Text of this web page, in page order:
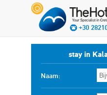
+30
stay in
Naam: